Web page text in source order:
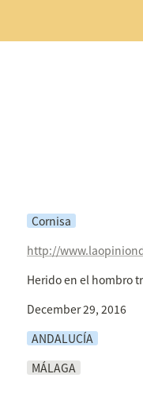
Cornisa
Herido en el hombro
December 29, 2016
ANDALUCÍA
MÁLAGA